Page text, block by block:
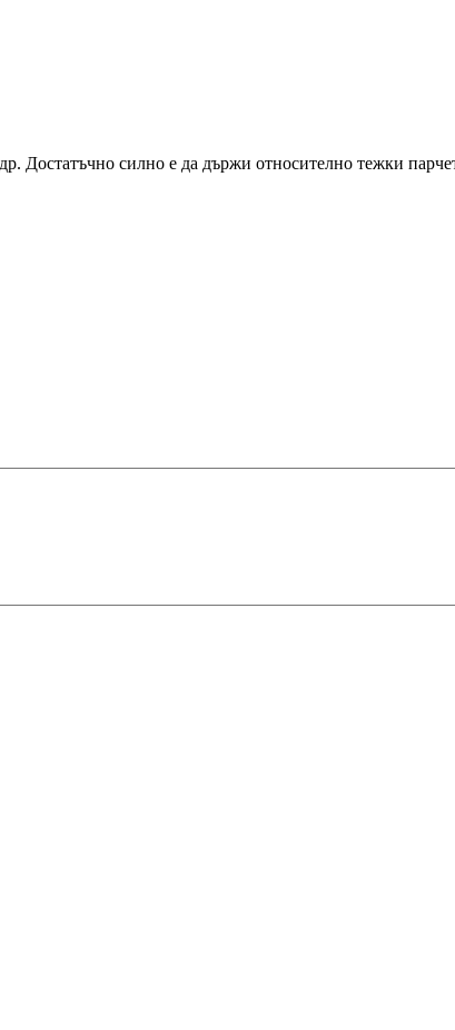
Достатъчно силно е да държи относително тежки